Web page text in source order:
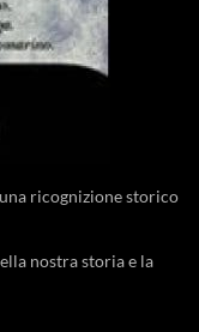
ricognizione storico
nostra storia e la